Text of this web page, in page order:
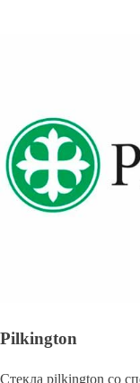
Pilkington
Стекла pilkington со